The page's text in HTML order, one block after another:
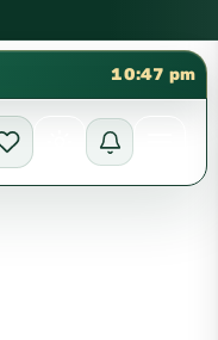
10:47 pm